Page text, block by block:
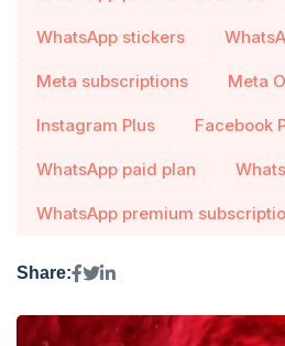
WhatsApp stickers
Meta subscriptions Meta
Instagram Plus Facebook
WhatsApp paid plan
WhatsApp premium
Share: